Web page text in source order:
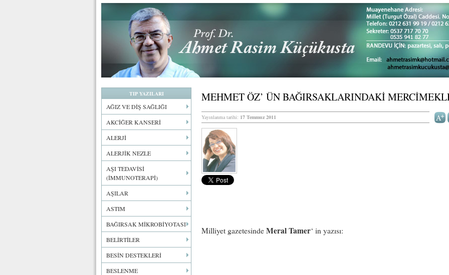
TIP YAZILARI
AĞIZ VE DİŞ SAĞLIĞI
AKCİĞER KANSERİ
ALERJİ
ALERJİK NEZLE
AŞI TEDAVİSİ
(İMMUNOTERAPİ)
AŞILAR
ASTIM
BAĞIRSAK MİKROBİYOTASI
BELİRTİLER
BESİN DESTEKLERİ
BESLENME
MEHMET ÖZ’ ÜN BAĞIRSAKLARINDAKİ
Yayınlanma tarihi: 17 Temmuz 2011
Milliyet gazetesinde Meral Tamer‘ in yazısı: